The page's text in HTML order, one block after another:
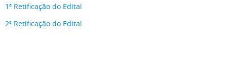
1ª Retificação do Edital
2ª Retificação do Edital